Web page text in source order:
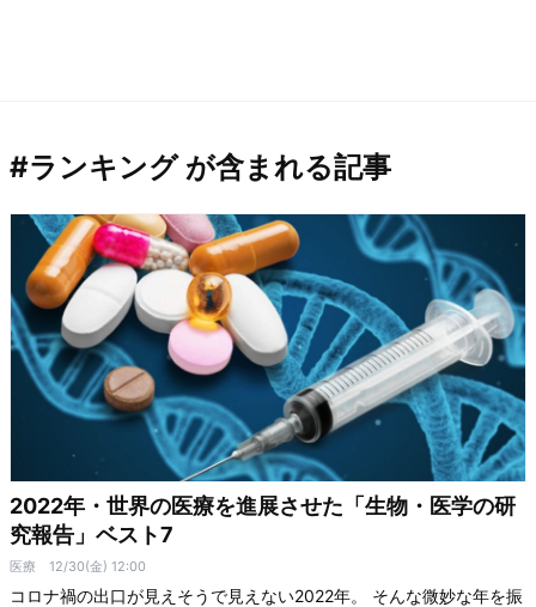
#ランキング が含まれる記事
2022年・世界の医療を進展させた「生物・医学の研
究報告」ベスト7
医療 12/30(金) 12:00
コロナ禍の出口が見えそうで見えない2022年。 そんな微妙な年を振